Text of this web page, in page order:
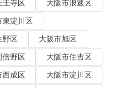
王寺区
大阪市浪速区
東淀川区
野区
大阪市旭区
倍野区
大阪市住吉区
西成区
大阪市淀川区